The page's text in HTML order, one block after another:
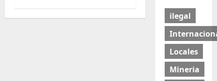
ilegal
Locales
Mineria